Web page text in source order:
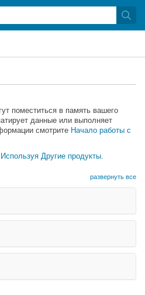
поместиться в память вашего
данные или выполняет
смотрите Начало работы с
Другие продукты.
развернуть все